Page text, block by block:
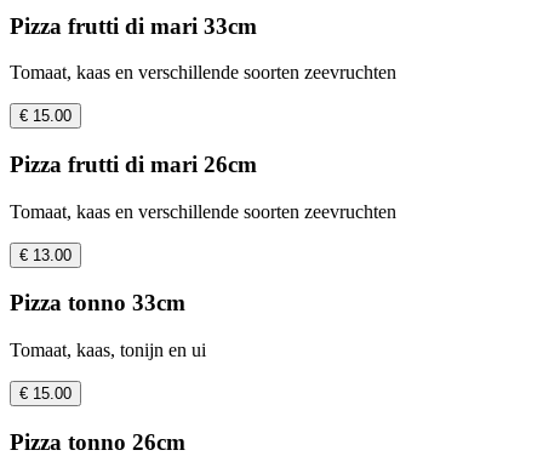
Pizza frutti di mari 33cm
Tomaat, kaas en verschillende soorten zeevruchten
€ 15.00
Pizza frutti di mari 26cm
Tomaat, kaas en verschillende soorten zeevruchten
€ 13.00
Pizza tonno 33cm
Tomaat, kaas, tonijn en ui
€ 15.00
Pizza tonno 26cm